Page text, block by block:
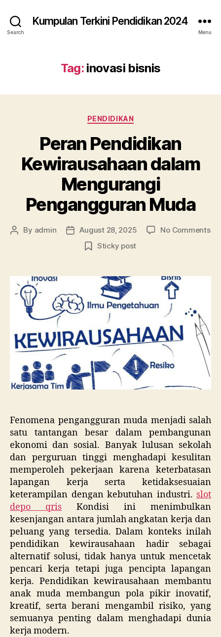
Search
Kumpulan Terkini Pendidikan 2024
Menu
Tag: inovasi bisnis
Categories
PENDIDIKAN
Peran Pendidikan
Kewirausahaan dalam
Mengurangi
Pengangguran Muda
Post
By admin
Post
date
August 28, 2025 No Commentson
Sticky post
Fenomena pengangguran muda menjadi salah
satu tantangan besar dalam pembangunan
ekonomi dan sosial. Banyak lulusan sekolah
dan perguruan tinggi menghadapi kesulitan
memperoleh pekerjaan karena keterbatasan
lapangan kerja serta ketidaksesuaian
keterampilan dengan kebutuhan industri. slot
depo qris Kondisi ini menimbulkan
kesenjangan antara jumlah angkatan kerja dan
peluang yang tersedia. Dalam konteks inilah
pendidikan kewirausahaan hadir sebagai
alternatif solusi, tidak hanya untuk mencetak
pencari kerja tetapi juga pencipta lapangan
kerja. Pendidikan kewirausahaan membantu
anak muda membangun pola pikir inovatif,
kreatif, serta berani mengambil risiko, yang
semuanya penting dalam menghadapi dunia
kerja modern.